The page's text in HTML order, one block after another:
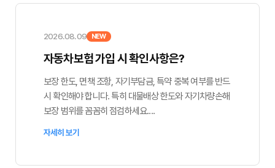
2026.08.09 NEW
자동차보험 가입 시 확인사항은?
보장 한도, 면책 조항, 자기부담금, 특약 중복 여부를 반드
시 확인해야 합니다. 특히 대물배상 한도와 자기차량손해
보장 범위를 꼼꼼히 점검하세요....
자세히 보기